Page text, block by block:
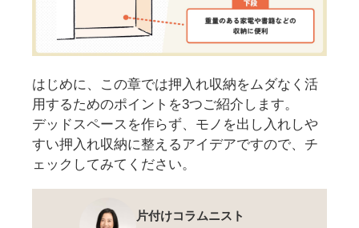
はじめに、この章では押入れ収納をムダなく活
用するためのポイントを3つご紹介します。
デッドスペースを作らず、モノを出し入れしや
すい押入れ収納に整えるアイデアですので、チ
ェックしてみてください。
片付けコラムニスト